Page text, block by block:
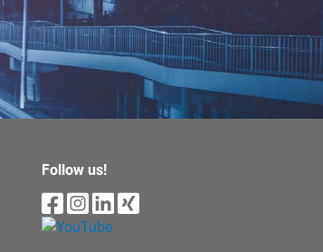
Follow us!